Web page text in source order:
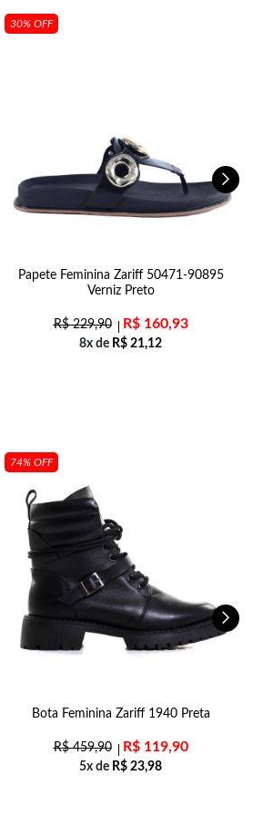
30% OFF
Papete Feminina Zariff 50471-90895
Verniz Preto
R$229,90 R$160,93
8x de R$ 21,12
74% OFF
Bota Feminina Zariff 1940 Preta
R$459,90 R$119,90
5x de R$ 23,98